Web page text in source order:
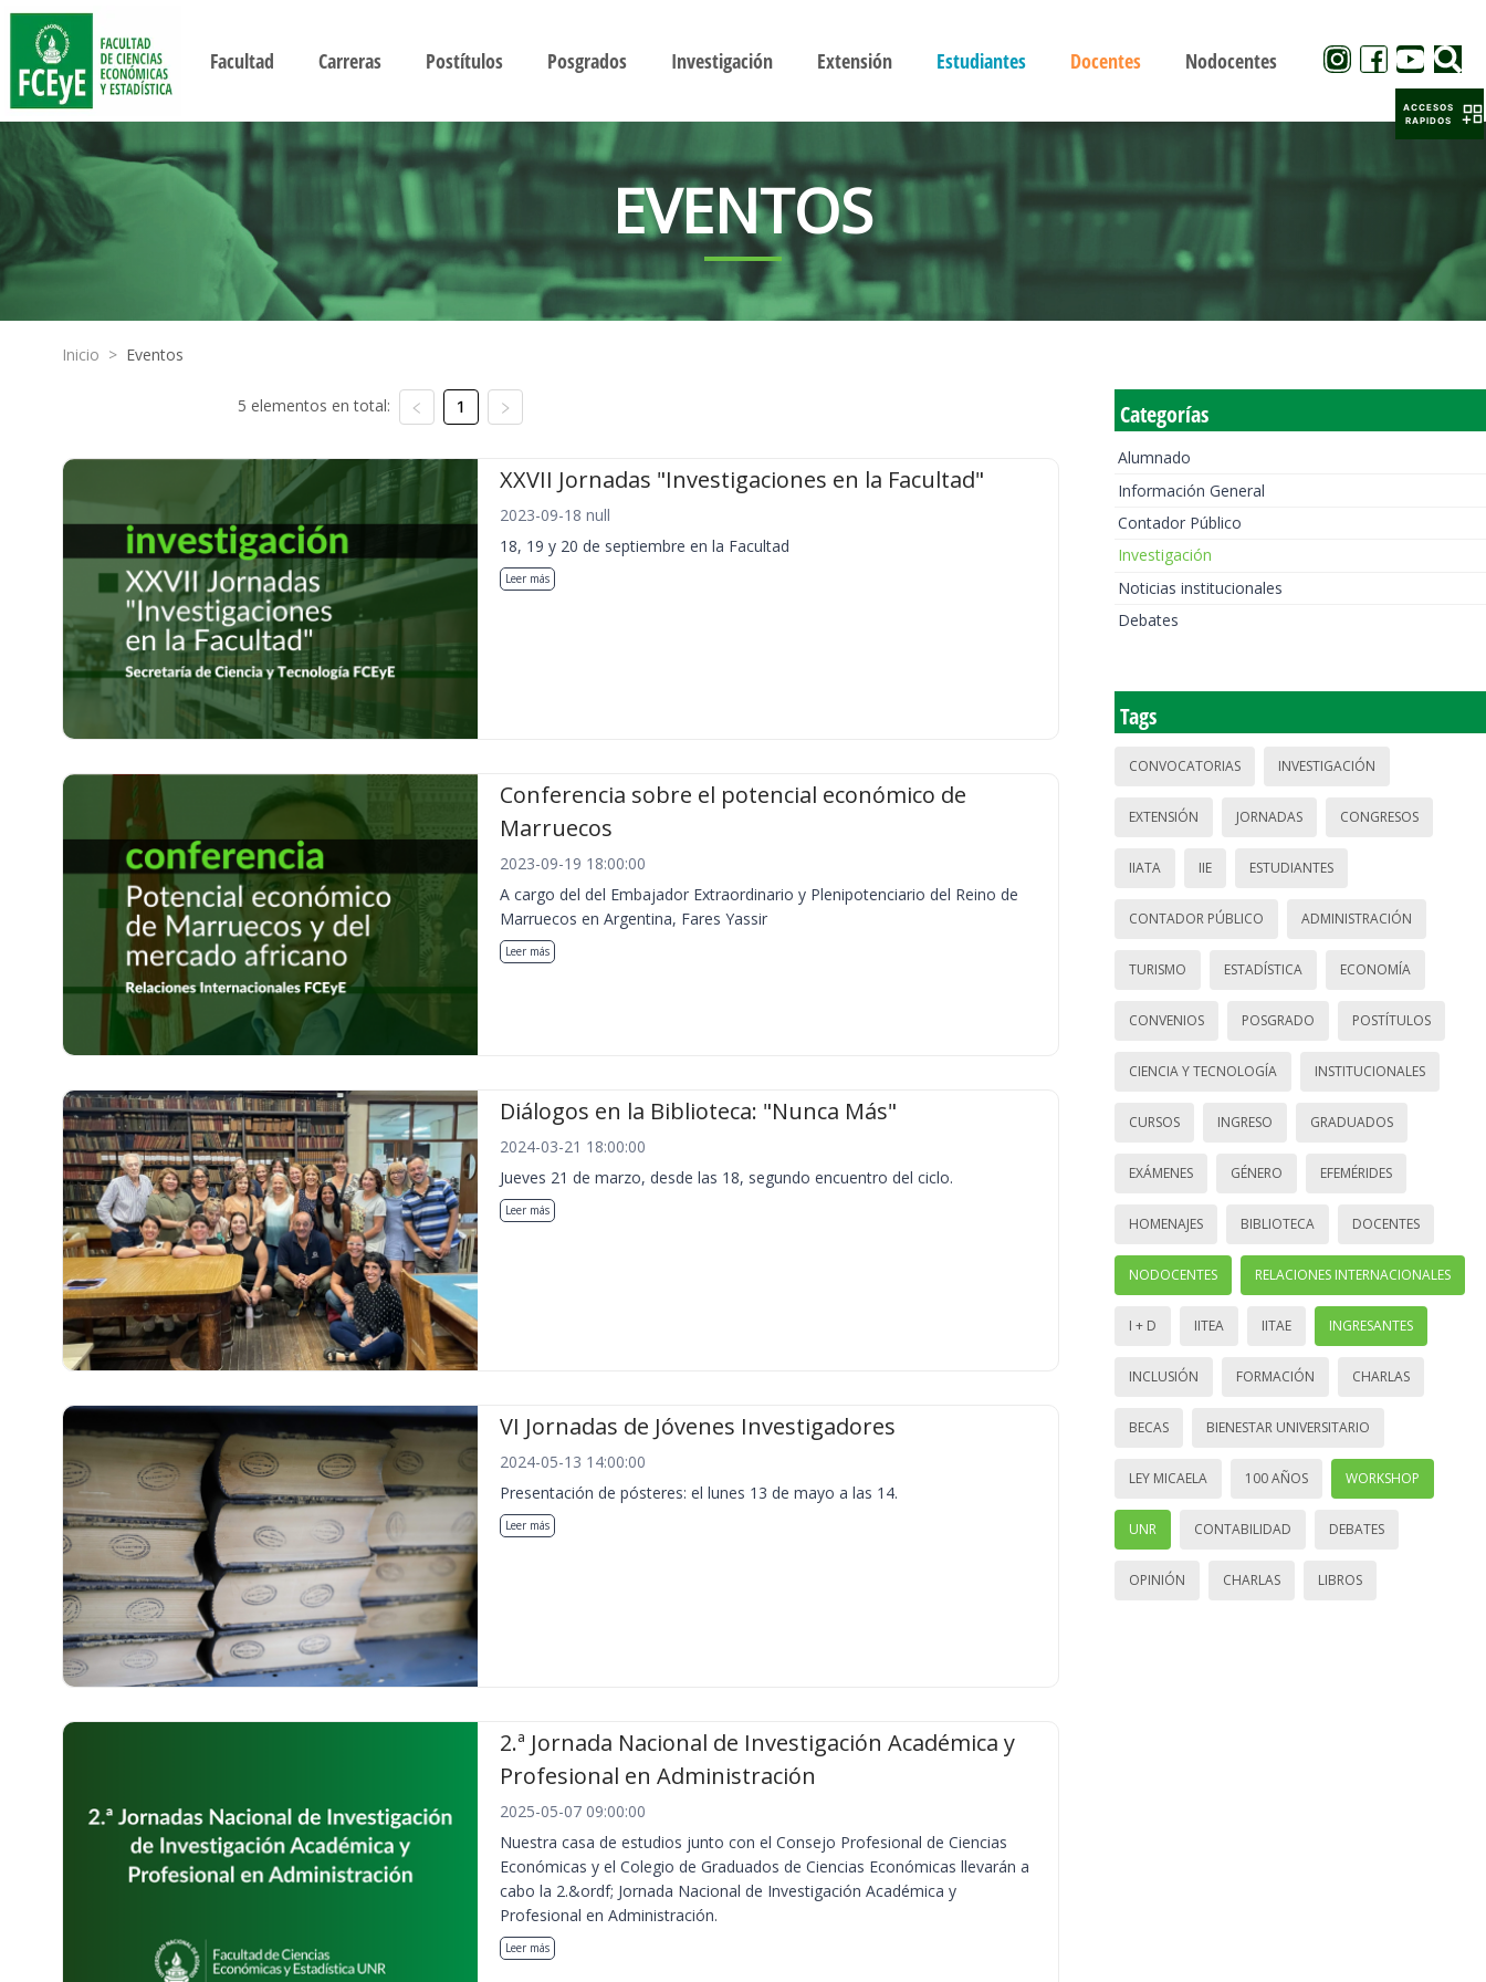
Facultad Carreras Postítulos Posgrados Investigación Extensión Estudiantes Docentes Nodocentes
EVENTOS
Inicio > Eventos
5 elementos en total: 1
XXVII Jornadas "Investigaciones en la Facultad"
2023-09-18 null
18, 19 y 20 de septiembre en la Facultad
Leer más
Conferencia sobre el potencial económico de
Marruecos
2023-09-19 18:00:00
A cargo del del Embajador Extraordinario y Plenipotenciario del Reino de
Marruecos en Argentina, Fares Yassir
Leer más
Diálogos en la Biblioteca: "Nunca Más"
2024-03-21 18:00:00
Jueves 21 de marzo, desde las 18, segundo encuentro del ciclo.
Leer más
VI Jornadas de Jóvenes Investigadores
2024-05-13 14:00:00
Presentación de pósteres: el lunes 13 de mayo a las 14.
Leer más
2.ª Jornada Nacional de Investigación Académica y
Profesional en Administración
2025-05-07 09:00:00
Nuestra casa de estudios junto con el Consejo Profesional de Ciencias
Económicas y el Colegio de Graduados de Ciencias Económicas llevarán a
cabo la 2.&ordf; Jornada Nacional de Investigación Académica y
Profesional en Administración.
Leer más
Categorías
Alumnado
Información General
Contador Público
Investigación
Noticias institucionales
Debates
Tags
CONVOCATORIAS INVESTIGACIÓN
EXTENSIÓN JORNADAS CONGRESOS
IIATA IIE ESTUDIANTES
CONTADOR PÚBLICO ADMINISTRACIÓN
TURISMO ESTADÍSTICA ECONOMÍA
CONVENIOS POSGRADO POSTÍTULOS
CIENCIA Y TECNOLOGÍA INSTITUCIONALES
CURSOS INGRESO GRADUADOS
EXÁMENES GÉNERO EFEMÉRIDES
HOMENAJES BIBLIOTECA DOCENTES
NODOCENTES RELACIONES INTERNACIONALES
I + D IITEA IITAE INGRESANTES
INCLUSIÓN FORMACIÓN CHARLAS
BECAS BIENESTAR UNIVERSITARIO
LEY MICAELA 100 AÑOS WORKSHOP
UNR CONTABILIDAD DEBATES
OPINIÓN CHARLAS LIBROS
ACCESOS
RAPIDOS